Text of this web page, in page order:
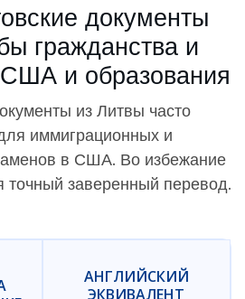
документы
гражданства и
и образования
из Литвы часто
иммиграционных и
в США. Во избежание
точный заверенный перевод.
АНГЛИЙСКИЙ
ЭКВИВАЛЕНТ